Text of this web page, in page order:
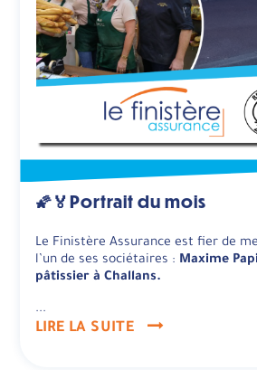
🌠🏅Portrait du mois
Le Finistère Assurance est fier de
l’un de ses sociétaires : Maxime
pâtissier à Challans.
...
LIRE LA SUITE